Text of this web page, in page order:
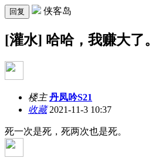
回复 侠客岛
[灌水] 哈哈，我赚大了。
楼主 丹凤吟S21
收藏2021-11-3 10:37
死一次是死，死两次也是死。